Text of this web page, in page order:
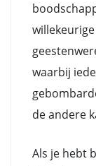
waarbij
de andere
Als je hebt